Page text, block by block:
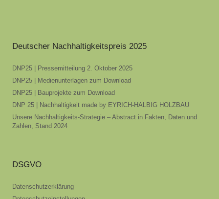
Deutscher Nachhaltigkeitspreis 2025
DNP25 | Pressemitteilung 2. Oktober 2025
DNP25 | Medienunterlagen zum Download
DNP25 | Bauprojekte zum Download
DNP 25 | Nachhaltigkeit made by EYRICH-HALBIG HOLZBAU
Unsere Nachhaltigkeits-Strategie – Abstract in Fakten, Daten und
Zahlen, Stand 2024
DSGVO
Datenschutzerklärung